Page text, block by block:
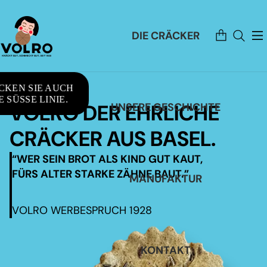
DIE CRÄCKER
UNSERE GESCHICHTE
MANUFAKTUR
KONTAKT
Artikel
im
Warenkorb
SIE AUCH
SÜSSE LINIE.
VOLRO DER EHRLICHE
CRÄCKER AUS BASEL.
“WER SEIN BROT ALS KIND GUT KAUT,
FÜRS ALTER STARKE ZÄHNE BAUT.”
VOLRO WERBESPRUCH 1928